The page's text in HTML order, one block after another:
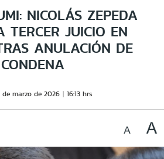
NICOLÁS ZEPEDA
TERCER JUICIO EN
ANULACIÓN DE
CONDENA
de marzo de 2026 16:13 hrs